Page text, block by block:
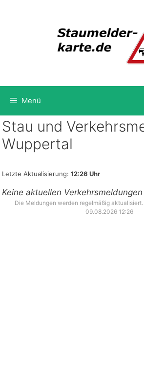
Menü
Stau und
Wuppertal
Letzte Aktualisierung: 12:26 Uhr
Keine aktuellen
Die Meldungen werden regelmäßig
09.08.2026 12:26